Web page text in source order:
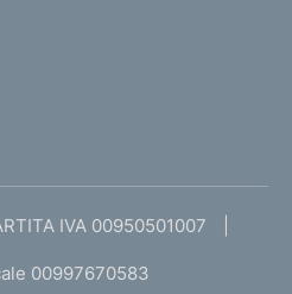
IVA 00950501007
00997670583